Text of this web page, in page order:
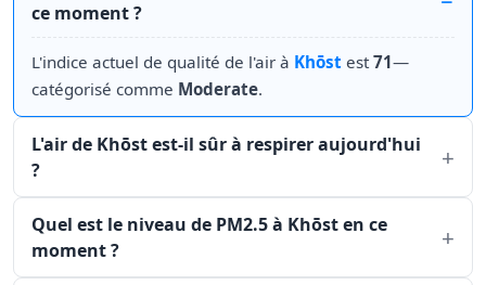
ce moment ?
L'indice actuel de qualité de l'air à Khōst est71—
catégorisé comme Moderate.
L'air de Khōst est-il sûr à respirer aujourd'hui
?
Quel est le niveau de PM2.5 à Khōst en ce
moment ?